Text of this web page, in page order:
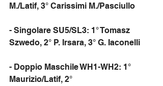
M./Latif, 3° Carissimi M./Pasciullo
- Singolare SU5/SL3: 1° Tomasz
Szwedo, 2° P. Irsara, 3° G. Iaconelli
- Doppio Maschile WH1-WH2: 1°
Maurizio/Latif, 2°